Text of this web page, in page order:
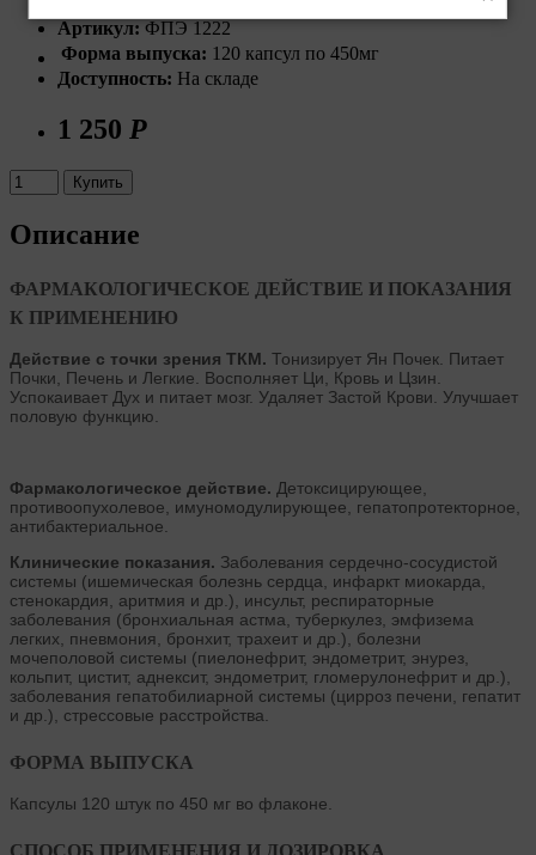
Артикул: ФПЭ 1222
Форма выпуска: 120 капсул по 450мг
Доступность: На складе
1 250 Р
Купить
Описание
ФАРМАКОЛОГИЧЕСКОЕ ДЕЙСТВИЕ И ПОКАЗАНИЯ
К ПРИМЕНЕНИЮ
Действие с точки зрения ТКМ. Тонизирует Ян Почек. Питает
Почки, Печень и Легкие. Восполняет Ци, Кровь и Цзин.
Успокаивает Дух и питает мозг. Удаляет Застой Крови. Улучшает
половую функцию.
Фармакологическое действие. Детоксицирующее,
противоопухолевое, имуномодулирующее, гепатопротекторное,
антибактериальное.
Клинические показания. Заболевания сердечно-сосудистой
системы (ишемическая болезнь сердца, инфаркт миокарда,
стенокардия, аритмия и др.), инсульт, респираторные
заболевания (бронхиальная астма, туберкулез, эмфизема
легких, пневмония, бронхит, трахеит и др.), болезни
мочеполовой системы (пиелонефрит, эндометрит, энурез,
кольпит, цистит, аднексит, эндометрит, гломерулонефрит и др.),
заболевания гепатобилиарной системы (цирроз печени, гепатит
и др.), стрессовые расстройства.
ФОРМА ВЫПУСКА
Капсулы 120 штук по 450 мг во флаконе.
СПОСОБ ПРИМЕНЕНИЯ И ДОЗИРОВКА